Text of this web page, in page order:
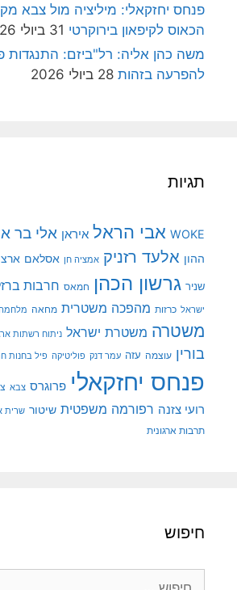
פנחס יחזקאלי: מיליציה מול צבא
הכאוס לקיפאון בירוקרטי 31 ביולי 2026
משה כהן אליה: רל"ביזם: התנגדות
להפרעה בזהות 28 ביולי 2026
תגיות
WOKE אבי הראל איראן אלי בר
ההון אלעד רזניק אמציה חן אסלאם
שניר גרשון הכהן חמאס חרבות
ישראל כרזות מהפכה משטרית מחאה
משטרה משטרת ישראל ניתוח רשתות
בורין עוצמה עזה עמר דנק פוליטיקה פיל בחנות
פנחס יחזקאלי פרוגרס צבא
רועי צזנה רפורמה משפטית שיטור שרית
תרבות ארגונית
חיפוש